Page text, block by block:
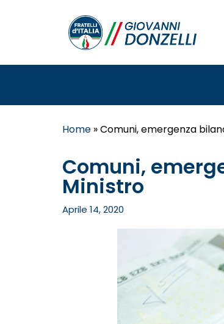
Home »Comuni, emergenza
Comuni,
Ministro
Aprile 14, 2020